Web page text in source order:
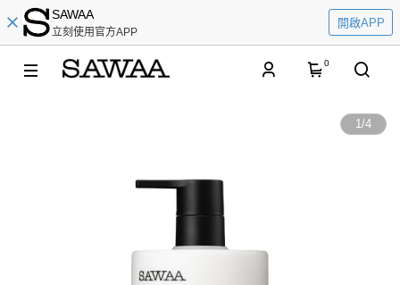
SAWAA
立刻使用官方APP
開啟APP
0
1/4